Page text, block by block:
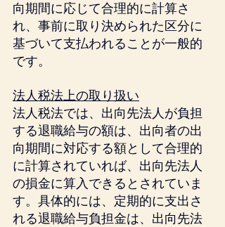
向期間に応じて合理的に計算さ
れ、事前に取り決められた区分に
基づいて支払われることが一般的
です。
法人税法上の取り扱い
法人税法では、出向先法人が負担
する退職給与の額は、出向者の出
向期間に対応する額として合理的
に計算されていれば、出向先法人
の損金に算入できるとされていま
す。具体的には、定期的に支出さ
れる退職給与負担金は、出向先法